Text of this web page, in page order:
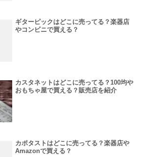
ギターピックはどこに売ってる？楽器店
やコンビニで買える？
カスタネットはどこに売ってる？100均や
おもちゃ屋で買える？販売店を紹介
カポタストはどこに売ってる？楽器店や
Amazonで買える？